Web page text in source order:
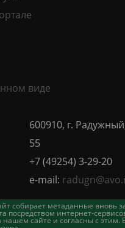
собирает метаданные
посредством интернет-
сайте и согласны с этим.
виде
600910, г.
55
+7 (49254) 3-29-20
e-mail: